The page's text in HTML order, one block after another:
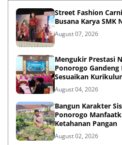
Street Fashion
Busana Karya SMK
August 07, 2026
Mengukir Prestasi
Ponorogo
Sesuaikan
Dunia Kerja
August 04, 2026
Bangun Karakter
Ponorogo
Ketahanan Pangan
August 02, 2026